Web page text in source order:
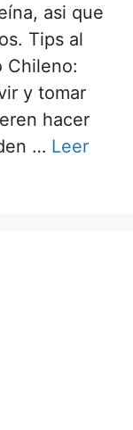
asi que
Tips al
Chileno:
y tomar
hacer
… Leer